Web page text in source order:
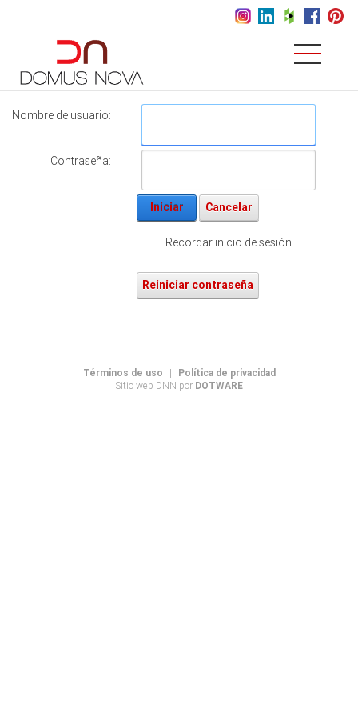
Nombre de usuario:
Contraseña:
Iniciar Cancelar
Recordar inicio de sesión
Reiniciar contraseña
Términos de uso |
Política de privacidad
Sitio web DNN por DOTWARE